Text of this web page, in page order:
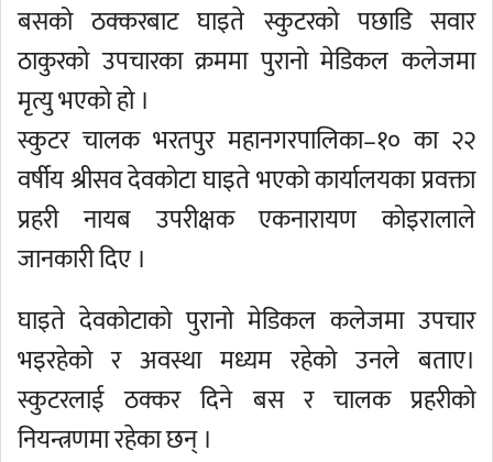
बसको ठक्करबाट घाइते स्कुटरको पछाडि सवार
ठाकुरको उपचारका क्रममा पुरानो मेडिकल कलेजमा
मृत्यु भएको हो ।
स्कुटर चालक भरतपुर महानगरपालिका–१० का २२
वर्षीय श्रीसव देवकोटा घाइते भएको कार्यालयका प्रवक्ता
प्रहरी नायब उपरीक्षक एकनारायण कोइरालाले
जानकारी दिए ।
घाइते देवकोटाको पुरानो मेडिकल कलेजमा उपचार
भइरहेको र अवस्था मध्यम रहेको उनले बताए।
स्कुटरलाई ठक्कर दिने बस र चालक प्रहरीको
नियन्त्रणमा रहेका छन् ।